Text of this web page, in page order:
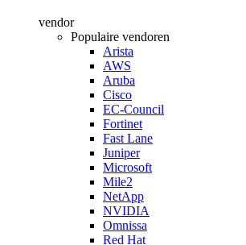
vendor
Populaire vendoren
Arista
AWS
Aruba
Cisco
EC-Council
Fortinet
Fast Lane
Juniper
Microsoft
Mile2
NetApp
NVIDIA
Omnissa
Red Hat